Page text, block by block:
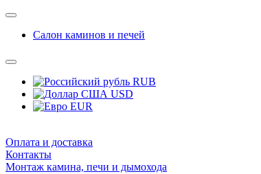
Салон каминов и печей
RUB
USD
EUR
Оплата и доставка
Контакты
Монтаж камина, печи и дымохода